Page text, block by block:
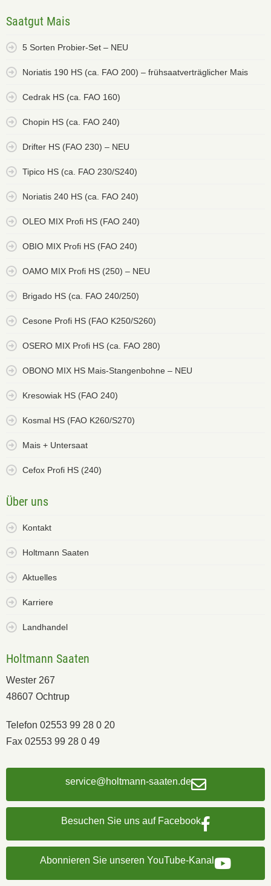
Saatgut Mais
5 Sorten Probier-Set – NEU
Noriatis 190 HS (ca. FAO 200) – frühsaatverträglicher Mais
Cedrak HS (ca. FAO 160)
Chopin HS (ca. FAO 240)
Drifter HS (FAO 230) – NEU
Tipico HS (ca. FAO 230/S240)
Noriatis 240 HS (ca. FAO 240)
OLEO MIX Profi HS (FAO 240)
OBIO MIX Profi HS (FAO 240)
OAMO MIX Profi HS (250) – NEU
Brigado HS (ca. FAO 240/250)
Cesone Profi HS (FAO K250/S260)
OSERO MIX Profi HS (ca. FAO 280)
OBONO MIX HS Mais-Stangenbohne – NEU
Kresowiak HS (FAO 240)
Kosmal HS (FAO K260/S270)
Mais + Untersaat
Cefox Profi HS (240)
Über uns
Kontakt
Holtmann Saaten
Aktuelles
Karriere
Landhandel
Holtmann Saaten
Wester 267
48607 Ochtrup
Telefon 02553 99 28 0 20
Fax 02553 99 28 0 49
service@holtmann-saaten.de
Besuchen Sie uns auf Facebook
Abonnieren Sie unseren YouTube-Kanal